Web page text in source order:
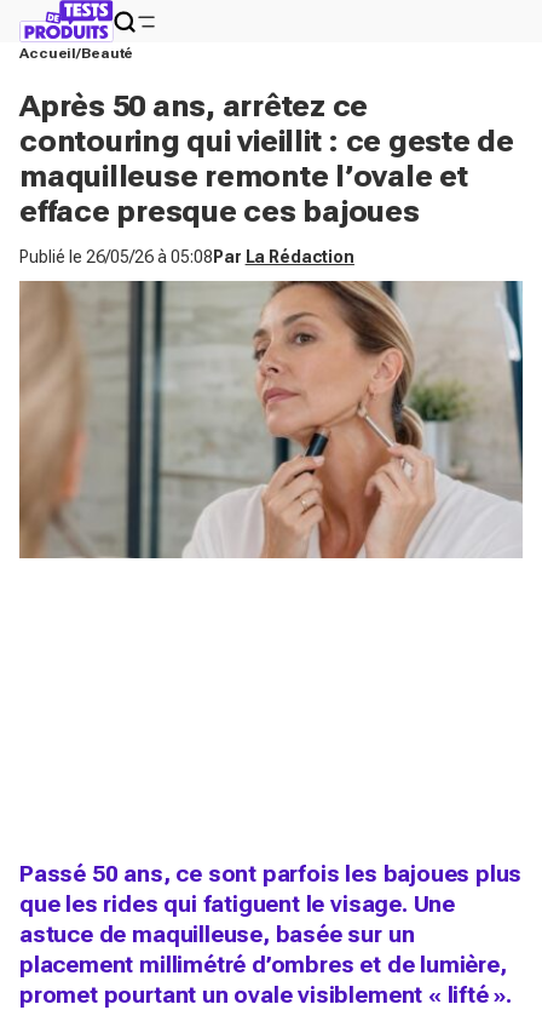
Accueil Beauté
Après 50 ans, arrêtez ce
contouring qui vieillit : ce geste de
maquilleuse remonte l’ovale et
efface presque ces bajoues
Publié le 26/05/26 à 05:08 Par La Rédaction
Passé 50 ans, ce sont parfois les bajoues plus
que les rides qui fatiguent le visage. Une
astuce de maquilleuse, basée sur un
placement millimétré d’ombres et de lumière,
promet pourtant un ovale visiblement « lifté ».